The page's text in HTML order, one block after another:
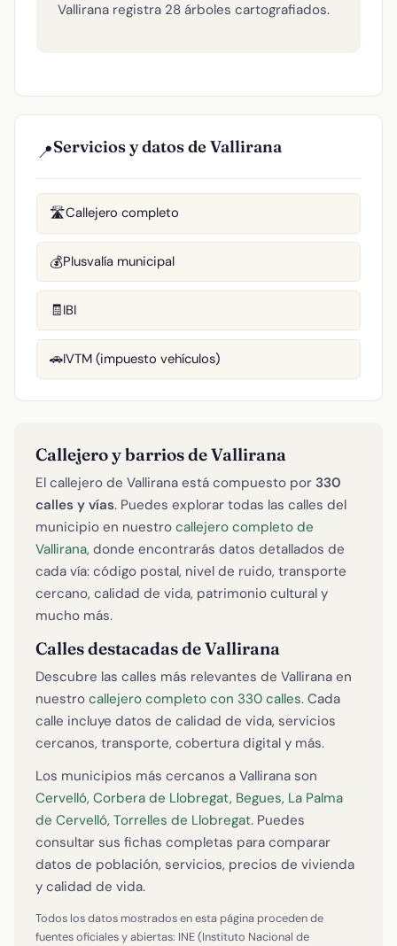
Vallirana registra 28 árboles cartografiados.
📍Servicios y datos de Vallirana
🛣️Callejero completo
💰Plusvalía municipal
🧾IBI
🚗IVTM (impuesto vehículos)
Callejero y barrios de Vallirana
El callejero de Vallirana está compuesto por 330
calles y vías. Puedes explorar todas las calles del
municipio en nuestro callejero completo de
Vallirana, donde encontrarás datos detallados de
cada vía: código postal, nivel de ruido, transporte
cercano, calidad de vida, patrimonio cultural y
mucho más.
Calles destacadas de Vallirana
Descubre las calles más relevantes de Vallirana en
nuestro callejero completo con 330 calles. Cada
calle incluye datos de calidad de vida, servicios
cercanos, transporte, cobertura digital y más.
Los municipios más cercanos a Vallirana son
Cervelló, Corbera de Llobregat, Begues, La Palma
de Cervelló, Torrelles de Llobregat. Puedes
consultar sus fichas completas para comparar
datos de población, servicios, precios de vivienda
y calidad de vida.
Todos los datos mostrados en esta página proceden de
fuentes oficiales y abiertas: INE (Instituto Nacional de